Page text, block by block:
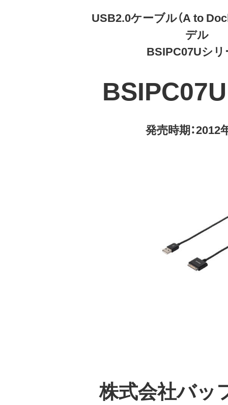
USB2.0ケーブル（A to
デル
BSIPC07Uシ
発売時期：2012
株式会社バッ